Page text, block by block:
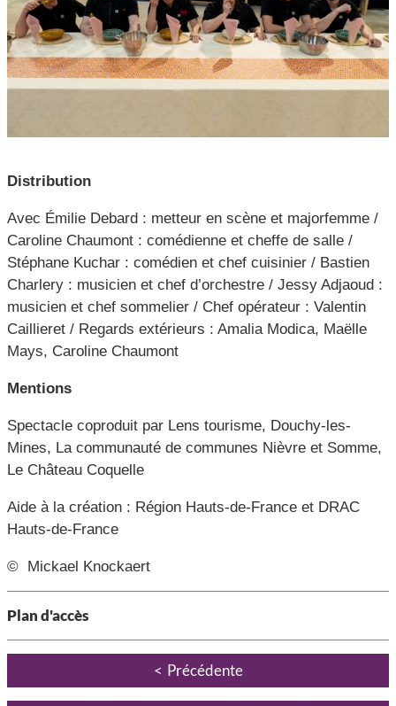
Distribution
Avec Émilie Debard : metteur en scène et majorfemme /
Caroline Chaumont : comédienne et cheffe de salle /
Stéphane Kuchar : comédien et chef cuisinier / Bastien
Charlery : musicien et chef d’orchestre / Jessy Adjaoud :
musicien et chef sommelier / Chef opérateur : Valentin
Caillieret / Regards extérieurs : Amalia Modica, Maëlle
Mays, Caroline Chaumont
Mentions
Spectacle coproduit par Lens tourisme, Douchy-les-
Mines, La communauté de communes Nièvre et Somme,
Le Château Coquelle
Aide à la création : Région Hauts-de-France et DRAC
Hauts-de-France
© Mickael Knockaert
Plan d'accès
Précédente